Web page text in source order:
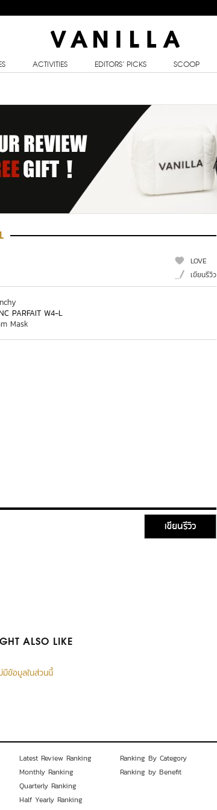
ACTIVITIES EDITORS’ PICKS SCOOP
LOVE
เขียนรีวิว
PARFAIT W4-L
Mask
เขียนรีวิว
ALSO LIKE
มีข้อมูลในส่วนนี้
Latest Review Ranking
Monthly Ranking
Quarterly Ranking
Half Yearly Ranking
Ranking By Category
Ranking by Benefit